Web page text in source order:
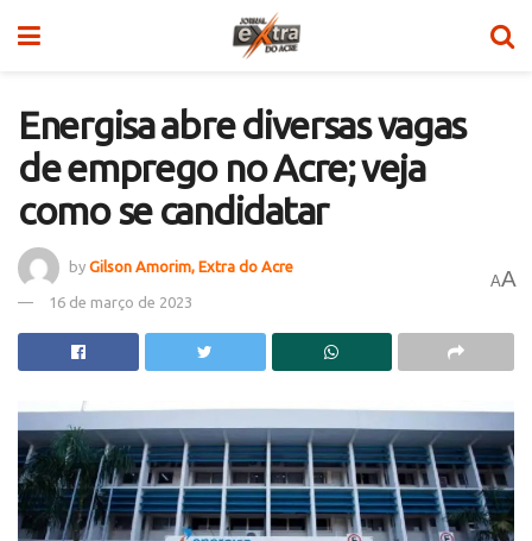
Energisa abre diversas vagas
de emprego no Acre; veja
como se candidatar
by Gilson Amorim, Extra do Acre
16 de março de 2023
AA